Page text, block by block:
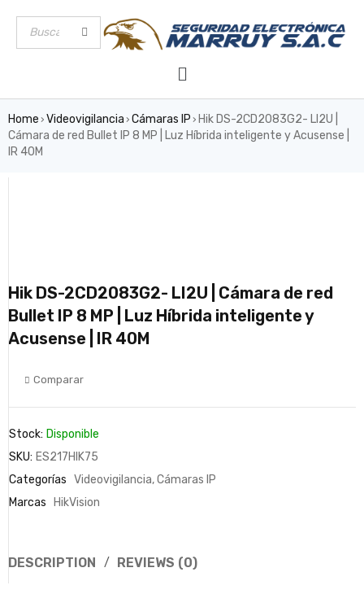
Home › Videovigilancia › Cámaras IP › Hik DS-2CD2083G2- LI2U |
Cámara de red Bullet IP 8 MP | Luz Híbrida inteligente y Acusense |
IR 40M
Hik DS-2CD2083G2- LI2U | Cámara de red
Bullet IP 8 MP | Luz Híbrida inteligente y
Acusense | IR 40M
Comparar
Stock: Disponible
SKU: ES217HIK75
Categorías Videovigilancia,Cámaras IP
Marcas
HikVision
DESCRIPTION REVIEWS (0)